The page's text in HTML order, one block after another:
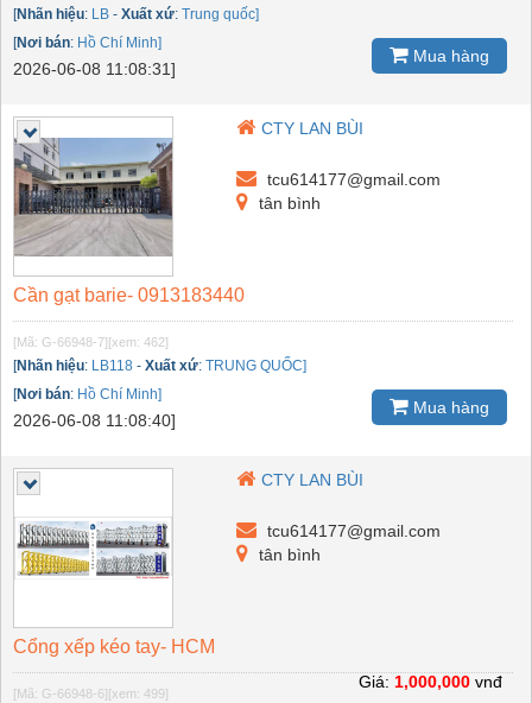
[Nhãn hiệu: LB - Xuất xứ: Trung quốc]
[Nơi bán: Hồ Chí Minh]
2026-06-08 11:08:31]
Mua hàng
CTY LAN BÙI
tcu614177@gmail.com
tân bình
Cần gạt barie- 0913183440
[Mã: G-66948-7] [xem: 462]
[Nhãn hiệu: LB118 - Xuất xứ: TRUNG QUỐC]
[Nơi bán: Hồ Chí Minh]
2026-06-08 11:08:40]
Mua hàng
CTY LAN BÙI
tcu614177@gmail.com
tân bình
Cổng xếp kéo tay- HCM
[Mã: G-66948-6] [xem: 499]
Giá: 1,000,000 vnđ